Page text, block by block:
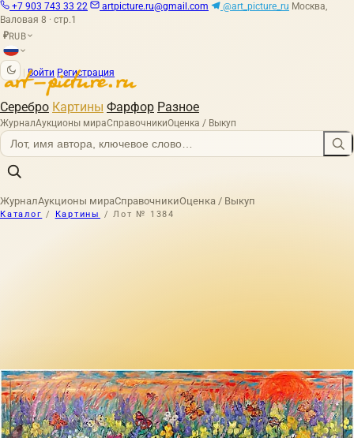
+7 903 743 33 22 artpicture.ru@gmail.com @art_picture_ru Москва,
Валовая 8 · стр.1
₽RUB
Войти Регистрация
Серебро Картины Фарфор Разное
ЖурналАукционы мираСправочникиОценка / Выкуп
ЖурналАукционы мираСправочникиОценка / Выкуп
Каталог / Картины / Лот № 1384